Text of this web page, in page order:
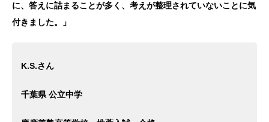
に、答えに詰まることが多く、考えが整理されていないことに気
付きました。」
K.S.さん
千葉県 公立中学